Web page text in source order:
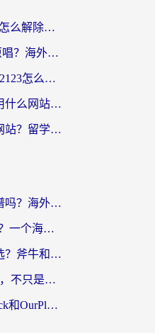
优酷手机app地域限制怎么解除？海外党亲测有效的追剧方案
全民K歌国外如何听原唱？海外党亲测有效的回国加速器选择指南
在海外如果使用交管12123怎么处理？留学生亲测有效的回国加速方案
海外看国内电视直播用什么网站比较好？一篇解决你所有追剧难题的实用指南
在国外如何打开中国网站？留学生与海外华人的无缝访问指南
雷霆加速下载免费靠谱吗？海外党选回国加速器的避坑指南（附热门工具对比）
NordVPN 回国能用吗？一个海外用户必须面对的真实困境
海外回国加速器怎么选？斧牛和海龟哪个好？一篇帮你避开坑的实用指南
从匈牙利回国内的vpn，不只是为了刷剧那么简单
海外党必看：Quickback和OurPlay好用吗？3分钟选对回国加速器，无缝刷剧玩游戏